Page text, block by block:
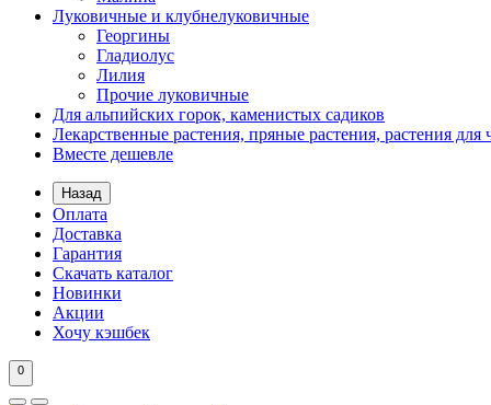
Луковичные и клубнелуковичные
Георгины
Гладиолус
Лилия
Прочие луковичные
Для альпийских горок, каменистых садиков
Лекарственные растения, пряные растения, растения для
Вместе дешевле
Назад
Оплата
Доставка
Гарантия
Скачать каталог
Новинки
Акции
Хочу кэшбек
0